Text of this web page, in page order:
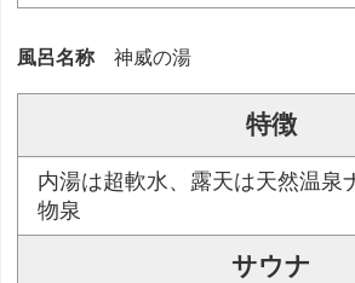
風呂名称 神威の湯
特徴
内湯は超軟水、露天は天然温泉
物泉
サウナ